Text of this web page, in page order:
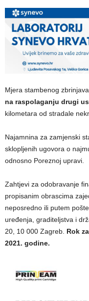
Mjera stambenog
na raspolaganju drugi
kilometara od stradale
Najamnina za zamjenski
sklopljenih ugovora o
odnosno Poreznoj upravi.
Zahtjevi za odobravanje
propisanim obrascima
neposredno ili putem
uređenja, graditeljstva i
20, 10 000 Zagreb. Rok
2021. godine.